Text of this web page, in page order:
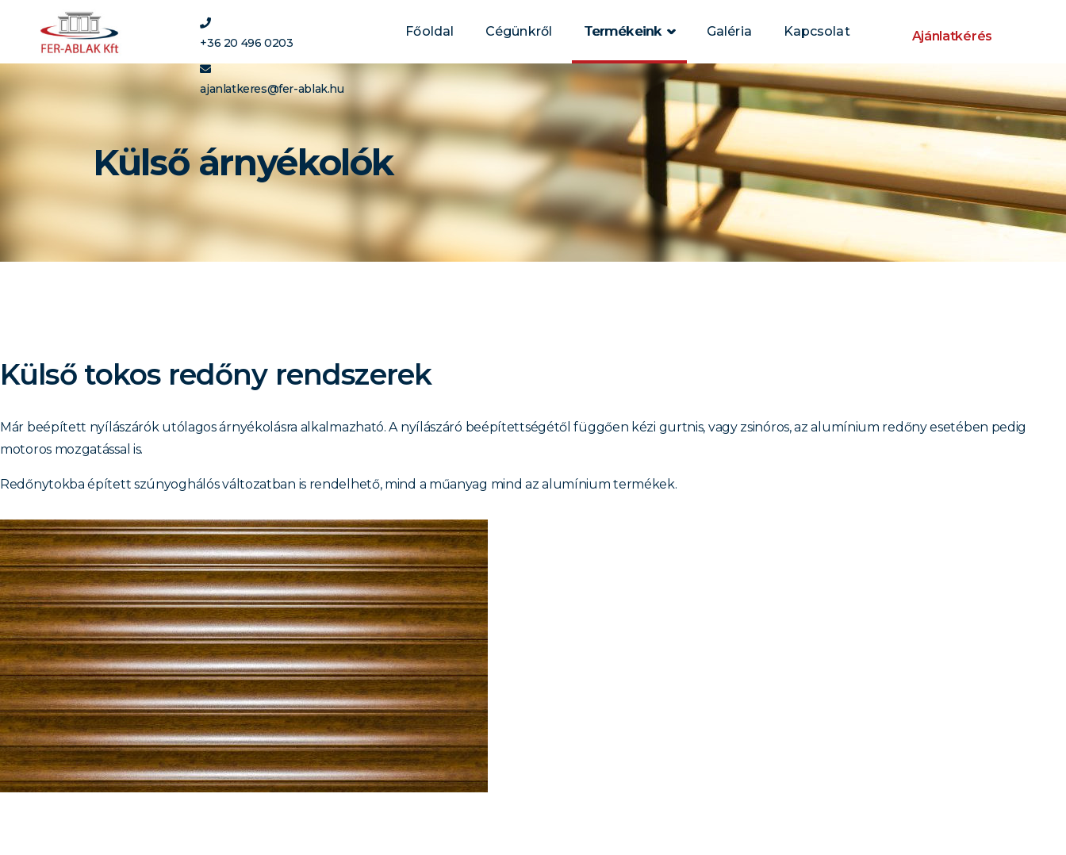
+36 20 496 0203
ajanlatkeres@fer-ablak.hu
Főoldal Cégünkről Termékeink Galéria Kapcsolat Ajánlatkérés
Külső árnyékolók
Külső tokos redőny rendszerek
Már beépített nyílászárók utólagos árnyékolásra alkalmazható. A nyílászáró beépítettségétől függően kézi gurtnis, vagy zsinóros, az alumínium redőny esetében pedig
motoros mozgatással is.
Redőnytokba épített szúnyoghálós változatban is rendelhető, mind a műanyag mind az alumínium termékek.